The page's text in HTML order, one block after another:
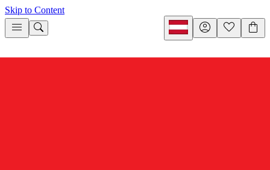
Skip to Content